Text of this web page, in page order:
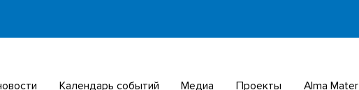
Календарь событий Медиа Проекты Alma Mater